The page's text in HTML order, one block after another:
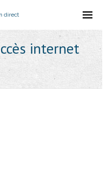
direct
internet